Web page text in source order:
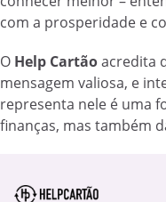
com a prosperidade e
O Help Cartãoacredita
mensagem valiosa, e
representa nele é uma
finanças, mas também